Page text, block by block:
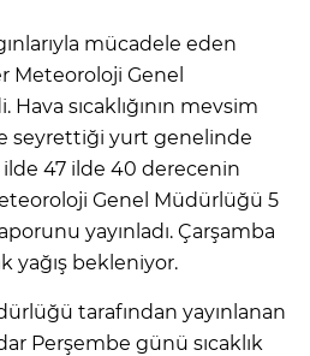
mücadele eden
Meteoroloji Genel
sıcaklığının mevsim
seyrettiği yurt genelinde
47 ilde 40 derecenin
Genel Müdürlüğü 5
yayınladı. Çarşamba
yağış bekleniyor.
tarafından yayınlanan
Perşembe günü sıcaklık